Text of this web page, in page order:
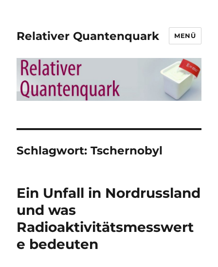
Relativer Quantenquark MENÜ
Schlagwort:Tschernobyl
Ein Unfall in Nordrussland
und was
Radioaktivitätsmesswert
e bedeuten